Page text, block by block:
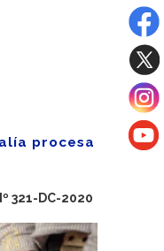
procesa
321-DC-2020